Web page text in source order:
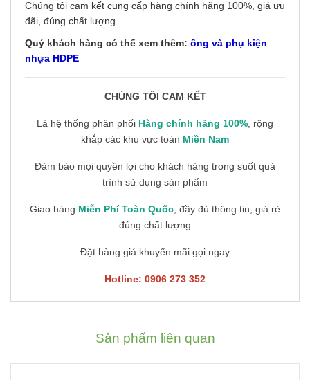
Chúng tôi cam kết cung cấp hàng chính hãng 100%, giá ưu
đãi, đúng chất lượng.
Quý khách hàng có thể xem thêm: ống và phụ kiện
nhựa HDPE
CHÚNG TÔI CAM KẾT
Là hệ thống phân phối Hàng chính hãng 100% , rộng
khắp các khu vực toàn Miền Nam
Đảm bảo mọi quyền lợi cho khách hàng trong suốt quá
trình sử dụng sản phẩm
Giao hàng Miễn Phí Toàn Quốc , đầy đủ thông tin, giá rẻ
đúng chất lượng
Đặt hàng giá khuyến mãi gọi ngay
Hotline: 0906 273 352
Sản phẩm liên quan